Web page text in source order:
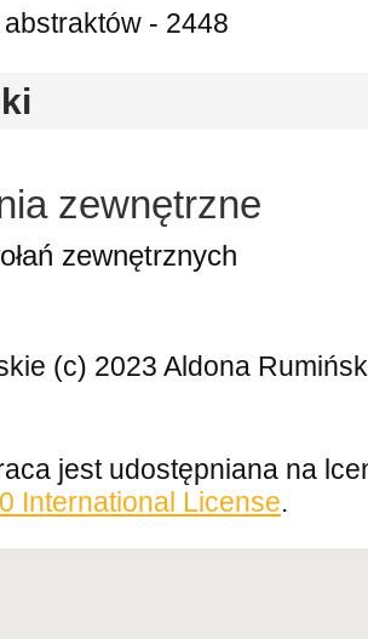
- 2448
zewnętrzne
zewnętrznych
(c) 2023 Aldona
jest udostępniana na
International License.